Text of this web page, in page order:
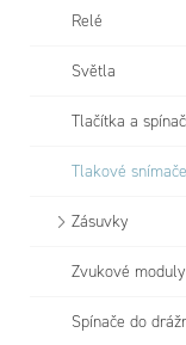
Relé
Světla
Tlačítka a
Tlakové
Zásuvky
Zvukové
Spínače do